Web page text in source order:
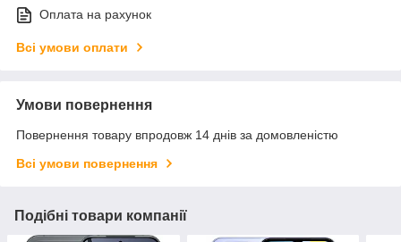
Оплата на рахунок
Всі умови оплати
Умови повернення
Повернення товару впродовж 14 днів за домовленістю
Всі умови повернення
Подібні товари компанії